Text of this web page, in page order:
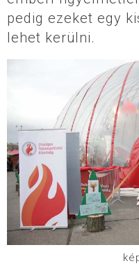
pedig ezeket egy
lehet kerülni.